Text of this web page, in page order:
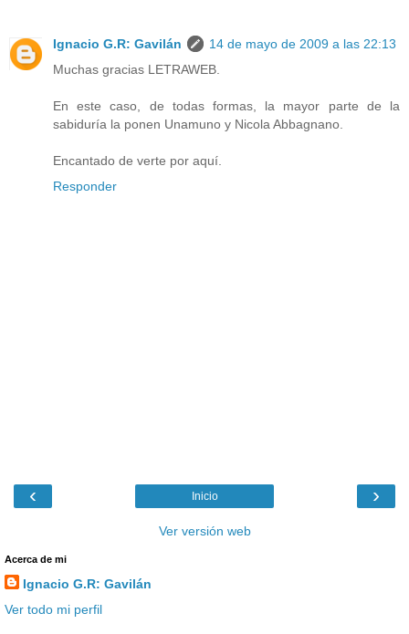
Ignacio G.R: Gavilán
14 de mayo de 2009 a las 22:13
Muchas gracias LETRAWEB.
En este caso, de todas formas, la mayor parte de la
sabiduría la ponen Unamuno y Nicola Abbagnano.
Encantado de verte por aquí.
Responder
‹ ›
Inicio
Ver versión web
Acerca de mi
Ignacio G.R: Gavilán
Ver todo mi perfil